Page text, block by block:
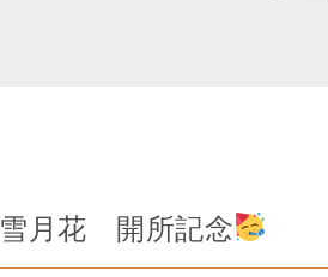
雪月花 開所記念